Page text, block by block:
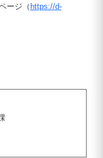
ージ（ https://d-